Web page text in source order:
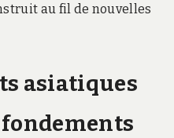
au fil de nouvelles
asiatiques